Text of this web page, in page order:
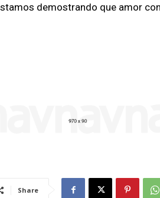
demostrando que amor
Share